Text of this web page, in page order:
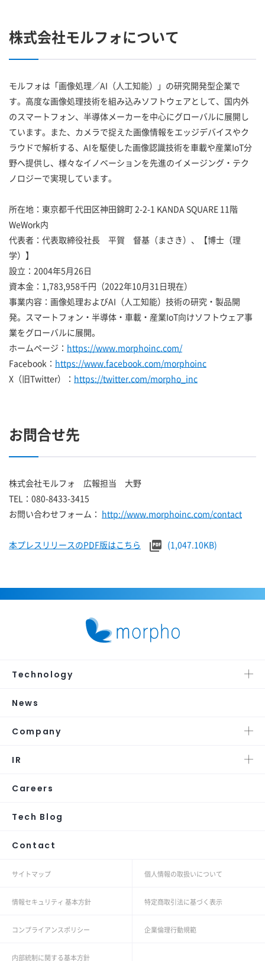
株式会社モルフォについて
モルフォは「画像処理／AI（人工知能）」の研究開発型企業で
す。高度な画像処理技術を組み込みソフトウェアとして、国内外
のスマートフォン、半導体メーカーを中心にグローバルに展開し
ています。また、カメラで捉えた画像情報をエッジデバイスやク
ラウドで解析する、AIを駆使した画像認識技術を車載や産業IoT分
野へ提供し、様々なイノベーションを先進のイメージング・テク
ノロジーで実現しています。
所在地：東京都千代田区神田錦町 2-2-1 KANDA SQUARE 11階
WeWork内
代表者：代表取締役社長 平賀 督基（まさき）、【博士（理
学）】
設立：2004年5月26日
資本金：1,783,958千円（2022年10月31日現在）
事業内容：画像処理およびAI（人工知能）技術の研究・製品開
発。スマートフォン・半導体・車載・産業IoT向けソフトウェア事
業をグローバルに展開。
ホームページ： https://www.morphoinc.com/
Facebook： https://www.facebook.com/morphoinc
X（旧Twitter）： https://twitter.com/morpho_inc
お問合せ先
株式会社モルフォ 広報担当 大野
TEL：080-8433-3415
お問い合わせフォーム： http://www.morphoinc.com/contact
本プレスリリースのPDF版はこちら (1,047.10KB)
Technology
News
Company
IR
Careers
Tech Blog
Contact
サイトマップ 個人情報の取扱いについて
情報セキュリティ 基本方針 特定商取引法に基づく表示
コンプライアンスポリシー 企業倫理行動規範
内部統制に関する基本方針